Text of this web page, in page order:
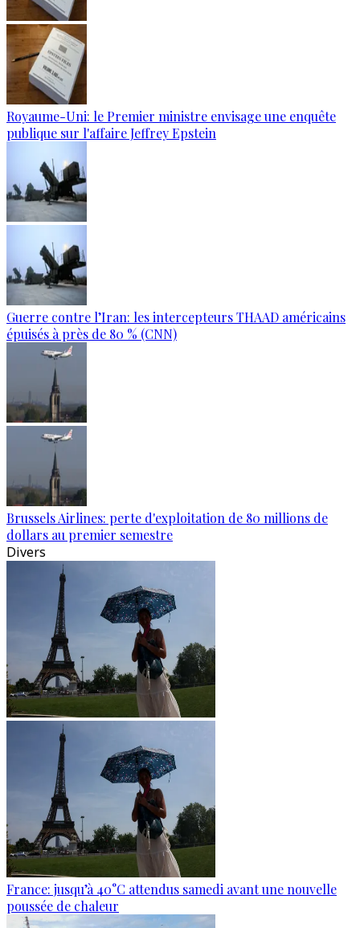
Royaume-Uni: le Premier ministre envisage une enquête
publique sur l'affaire Jeffrey Epstein
Guerre contre l’Iran: les intercepteurs THAAD américains
épuisés à près de 80 % (CNN)
Brussels Airlines: perte d'exploitation de 80 millions de
dollars au premier semestre
Divers
France: jusqu’à 40°C attendus samedi avant une nouvelle
poussée de chaleur